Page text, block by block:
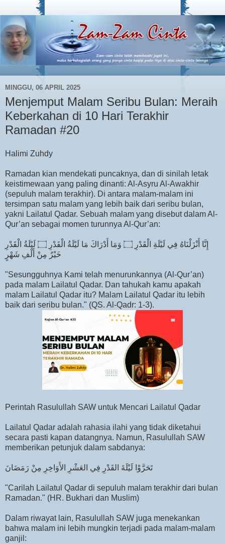
MINGGU, 06 APRIL 2025
Menjemput Malam Seribu Bulan: Meraih
Keberkahan di 10 Hari Terakhir
Ramadan #20
Halimi Zuhdy
Ramadan kian mendekati puncaknya, dan di sinilah letak
keistimewaan yang paling dinanti: Al-Asyru Al-Awakhir
(sepuluh malam terakhir). Di antara malam-malam ini
tersimpan satu malam yang lebih baik dari seribu bulan,
yakni Lailatul Qadar. Sebuah malam yang disebut dalam Al-
Qur’an sebagai momen turunnya Al-Qur’an:
إِنَّا أَنْزَلْنَاهُ فِي لَيْلَةِ الْقَدْرِ ۝ وَمَا أَدْرَاكَ مَا لَيْلَةُ الْقَدْرِ ۝ لَيْلَةُ الْقَدْرِ
خَيْرٌ مِنْ أَلْفِ شَهْرٍ
"Sesungguhnya Kami telah menurunkannya (Al-Qur’an)
pada malam Lailatul Qadar. Dan tahukah kamu apakah
malam Lailatul Qadar itu? Malam Lailatul Qadar itu lebih
baik dari seribu bulan." (QS. Al-Qadr: 1-3).
Perintah Rasulullah SAW untuk Mencari Lailatul Qadar
Lailatul Qadar adalah rahasia ilahi yang tidak diketahui
secara pasti kapan datangnya. Namun, Rasulullah SAW
memberikan petunjuk dalam sabdanya:
تَحَرَّوْا لَيْلَةَ القَدْرِ فِي العَشْرِ الأَوَاخِرِ مِنْ رَمَضَانَ
"Carilah Lailatul Qadar di sepuluh malam terakhir dari bulan
Ramadan." (HR. Bukhari dan Muslim)
Dalam riwayat lain, Rasulullah SAW juga menekankan
bahwa malam ini lebih mungkin terjadi pada malam-malam
ganjil: